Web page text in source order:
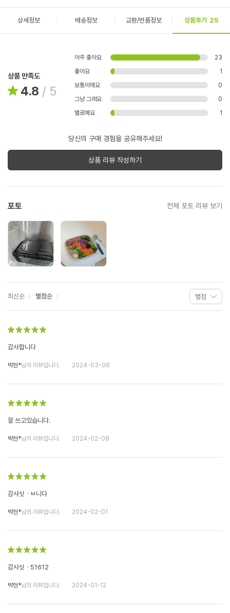
상세정보 배송정보 교환/반품정보 상품후기 25
상품 만족도
4.8 / 5
아주 좋아요
23
좋아요
1
보통이에요
0
그냥 그래요
0
별로예요
1
당신의 구매 경험을 공유해주세요!
상품 리뷰 작성하기
포토 전체 포토 리뷰 보기
최신순 별점순
감사합니다
박현*님의 리뷰입니다. 2024-03-06
잘 쓰고있습니다.
박현*님의 리뷰입니다. 2024-02-08
감사싯ㆍㅂ니다
박현*님의 리뷰입니다. 2024-02-01
감사싯ㆍ51612
박현*님의 리뷰입니다. 2024-01-12